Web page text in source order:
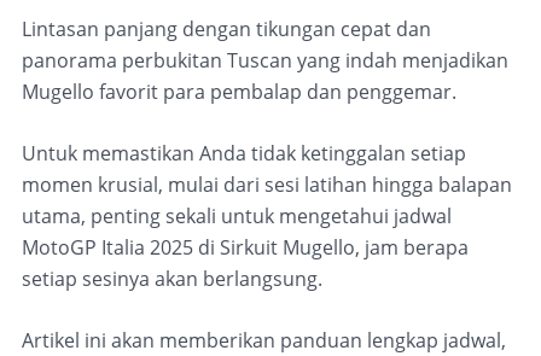
Lintasan panjang dengan tikungan cepat dan
panorama perbukitan Tuscan yang indah menjadikan
Mugello favorit para pembalap dan penggemar.
Untuk memastikan Anda tidak ketinggalan setiap
momen krusial, mulai dari sesi latihan hingga balapan
utama, penting sekali untuk mengetahui jadwal
MotoGP Italia 2025 di Sirkuit Mugello, jam berapa
setiap sesinya akan berlangsung.
Artikel ini akan memberikan panduan lengkap jadwal,